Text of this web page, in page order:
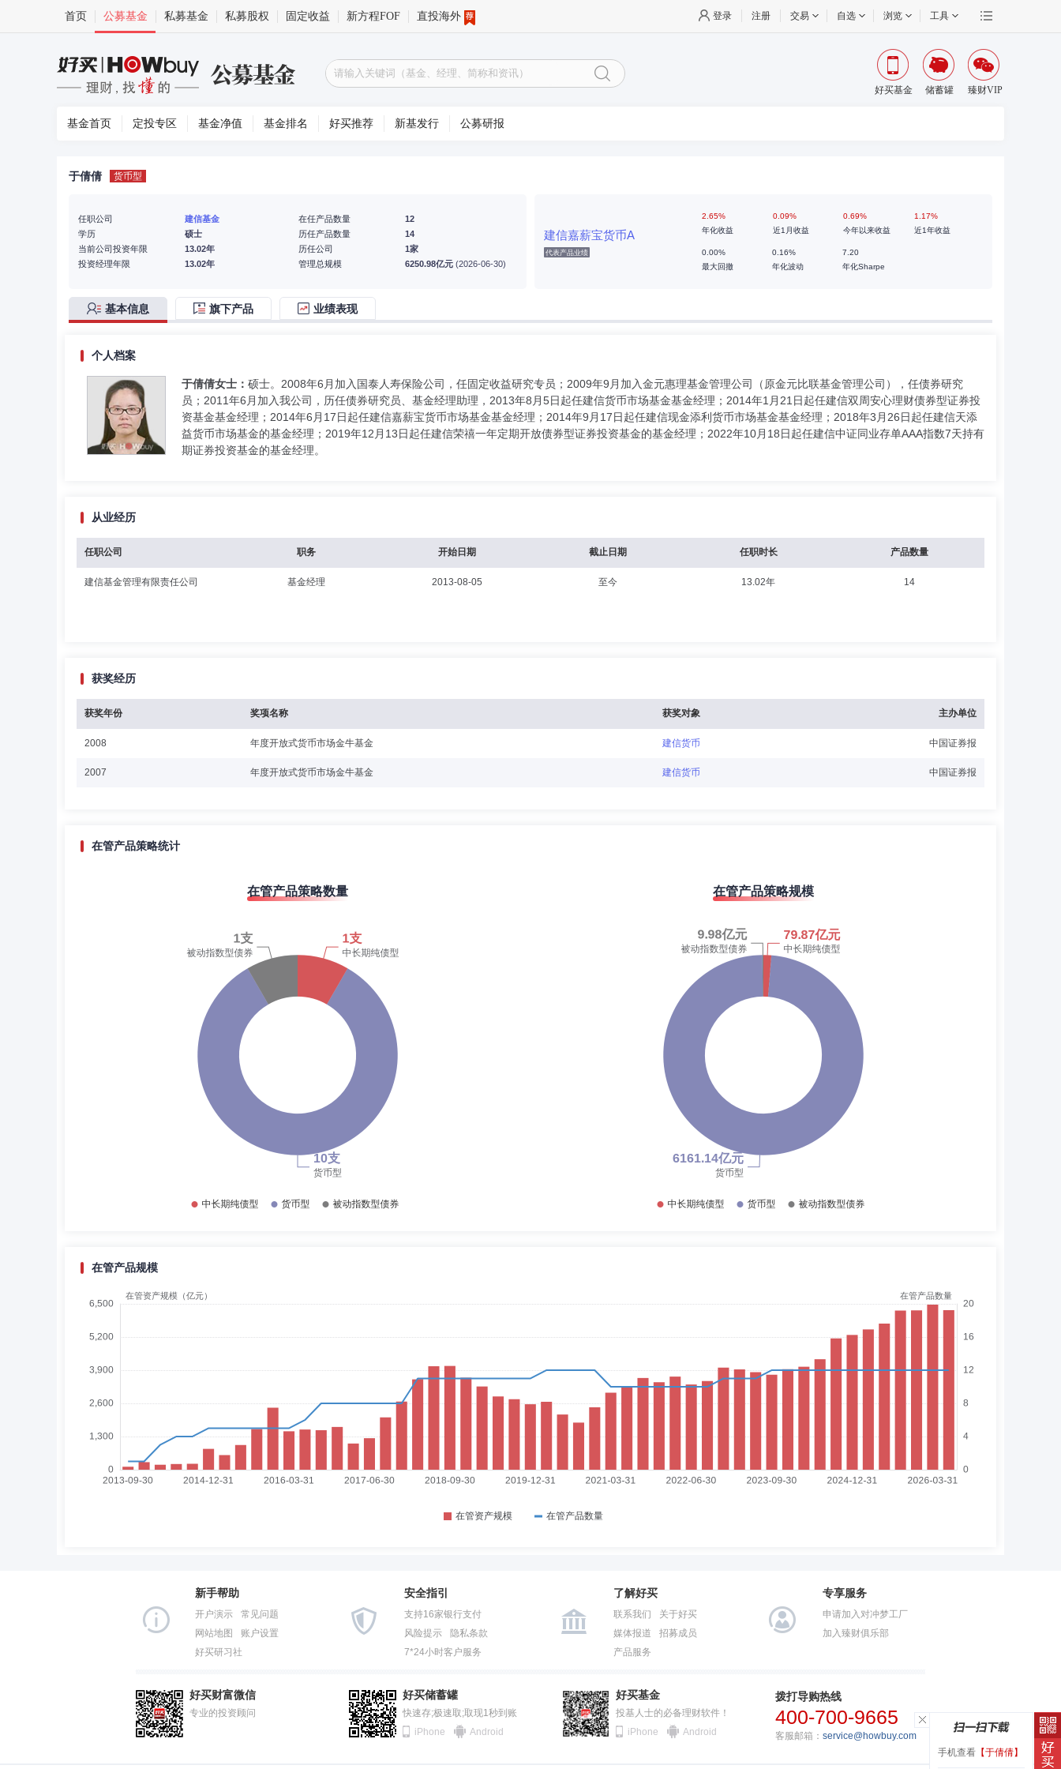
首页 公募基金 私募基金 私募股权 固定收益 新方程FOF 直投海外 登录 注册 交易 自选 浏览 工具
好买基金 储蓄罐 臻财VIP
基金首页 定投专区 基金净值 基金排名 好买推荐 新基发行 公募研报
于倩倩 货币型
任职公司
建信基金
学历
硕士
当前公司投资年限
13.02年
投资经理年限
13.02年
在任产品数量
12
历任产品数量
14
历任公司
1家
管理总规模
6250.98亿元 (2026-06-30)
建信嘉薪宝货币A
代表产品业绩
2.65%
年化收益
0.09%
近1月收益
0.69%
今年以来收益
1.17%
近1年收益
0.00%
最大回撤
0.16%
年化波动
7.20
年化Sharpe
基本信息 旗下产品 业绩表现
个人档案
于倩倩女士： 硕士。2008年6月加入国泰人寿保险公司，任固定收益研究专员；2009年9月加入金元惠理基金管理公司（原金元比联基金管理公司），任债券研究
员；2011年6月加入我公司，历任债券研究员、基金经理助理，2013年8月5日起任建信货币市场基金基金经理；2014年1月21日起任建信双周安心理财债券型证券投
资基金基金经理；2014年6月17日起任建信嘉薪宝货币市场基金基金经理；2014年9月17日起任建信现金添利货币市场基金基金经理；2018年3月26日起任建信天添
益货币市场基金的基金经理；2019年12月13日起任建信荣禧一年定期开放债券型证券投资基金的基金经理；2022年10月18日起任建信中证同业存单AAA指数7天持有
期证券投资基金的基金经理。
从业经历
任职公司 职务 开始日期 截止日期 任职时长 产品数量
建信基金管理有限责任公司 基金经理 2013-08-05 至今 13.02年 14
获奖经历
获奖年份 奖项名称 获奖对象 主办单位
2008 年度开放式货币市场金牛基金 建信货币 中国证券报
2007 年度开放式货币市场金牛基金 建信货币 中国证券报
在管产品策略统计
在管产品策略数量 在管产品策略规模
在管产品规模
手机查看 【于倩倩】
新手帮助
开户演示
常见问题
网站地图
账户设置
好买研习社
安全指引
支持16家银行支付
风险提示
隐私条款
7*24小时客户服务
了解好买
联系我们
关于好买
媒体报道
招募成员
产品服务
专享服务
申请加入对冲梦工厂
加入臻财俱乐部
好买财富微信
专业的投资顾问
好买储蓄罐
快速存;极速取;取现1秒到账
iPhone
Android
好买基金
投基人士的必备理财软件！
iPhone
Android
拨打导购热线
400-700-9665
客服邮箱： service@howbuy.com